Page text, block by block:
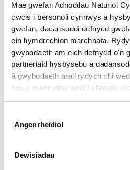
Mae gwefan Adnoddau Naturiol
cwcis i bersonoli cynnwys a
gwefan, dadansoddi defnydd
ein hymdrechion marchnata.
gwybodaeth am eich defnydd o'n
partneriaid hysbysebu a
â gwybodaeth arall rydych chi
neu y maen nhw wedi'i chasglu
gwasanaethau. Polisi cwcis
Caniatâd
Angenrheidiol
Dewisiadau